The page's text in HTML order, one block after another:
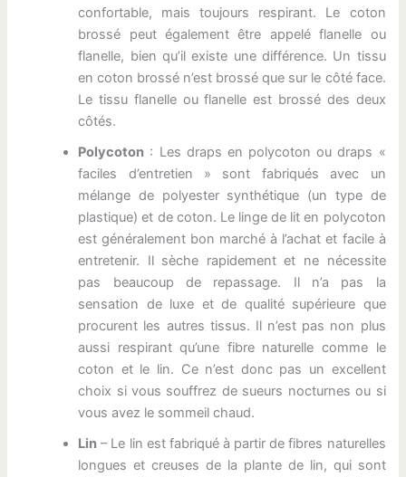
confortable, mais toujours respirant. Le coton
brossé peut également être appelé flanelle ou
flanelle, bien qu’il existe une différence. Un tissu
en coton brossé n’est brossé que sur le côté face.
Le tissu flanelle ou flanelle est brossé des deux
côtés.
Polycoton : Les draps en polycoton ou draps «
faciles d’entretien » sont fabriqués avec un
mélange de polyester synthétique (un type de
plastique) et de coton. Le linge de lit en polycoton
est généralement bon marché à l’achat et facile à
entretenir. Il sèche rapidement et ne nécessite
pas beaucoup de repassage. Il n’a pas la
sensation de luxe et de qualité supérieure que
procurent les autres tissus. Il n’est pas non plus
aussi respirant qu’une fibre naturelle comme le
coton et le lin. Ce n’est donc pas un excellent
choix si vous souffrez de sueurs nocturnes ou si
vous avez le sommeil chaud.
Lin – Le lin est fabriqué à partir de fibres naturelles
longues et creuses de la plante de lin, qui sont